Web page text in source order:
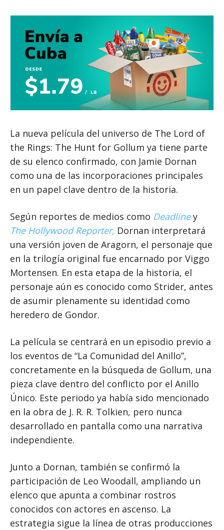
La nueva película del universo de The Lord of
the Rings: The Hunt for Gollum ya tiene parte
de su elenco confirmado, con Jamie Dornan
como una de las incorporaciones principales
en un papel clave dentro de la historia.
Según reportes de medios como Deadliney
The Hollywood Reporter, Dornan interpretará
una versión joven de Aragorn, el personaje que
en la trilogía original fue encarnado por Viggo
Mortensen. En esta etapa de la historia, el
personaje aún es conocido como Strider, antes
de asumir plenamente su identidad como
heredero de Gondor.
La película se centrará en un episodio previo a
los eventos de “La Comunidad del Anillo”,
concretamente en la búsqueda de Gollum, una
pieza clave dentro del conflicto por el Anillo
Único. Este periodo ya había sido mencionado
en la obra de J. R. R. Tolkien, pero nunca
desarrollado en pantalla como una narrativa
independiente.
Junto a Dornan, también se confirmó la
participación de Leo Woodall, ampliando un
elenco que apunta a combinar rostros
conocidos con actores en ascenso. La
estrategia sigue la línea de otras producciones